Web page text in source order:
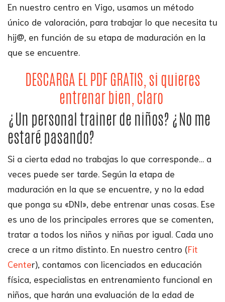
En nuestro centro en Vigo, usamos un método
único de valoración, para trabajar lo que necesita tu
hij@, en función de su etapa de maduración en la
que se encuentre.
DESCARGA EL PDF GRATIS, si quieres
entrenar bien, claro
¿Un personal trainer de niños? ¿No me
estaré pasando?
Si a cierta edad no trabajas lo que corresponde… a
veces puede ser tarde. Según la etapa de
maduración en la que se encuentre, y no la edad
que ponga su «DNI», debe entrenar unas cosas. Ese
es uno de los principales errores que se comenten,
tratar a todos los niños y niñas por igual. Cada uno
crece a un ritmo distinto. En nuestro centro (Fit
Center), contamos con licenciados en educación
física, especialistas en entrenamiento funcional en
niños, que harán una evaluación de la edad de